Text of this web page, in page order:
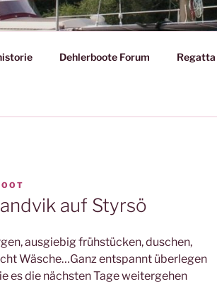
Dehlerboote Forum Regatta
auf Styrsö
ausgiebig frühstücken, duschen,
Wäsche…Ganz entspannt überlegen
es die nächsten Tage weitergehen